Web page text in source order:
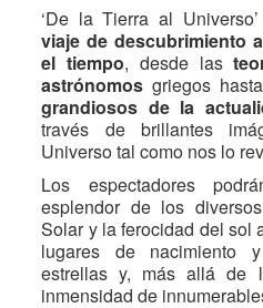
‘De la Tierra al
viaje de descubrimiento
el tiempo, desde las
astrónomos griegos
grandiosos de la
través de brillantes
Universo tal como nos lo
Los espectadores
esplendor de los
Solar y la ferocidad del sol
lugares de nacimiento
estrellas y, más allá de
inmensidad de